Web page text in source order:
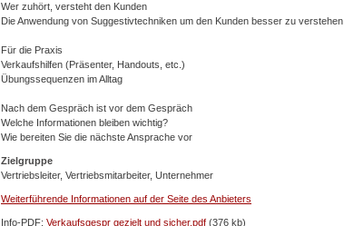
Wer zuhört, versteht den Kunden
Die Anwendung von Suggestivtechniken um den Kunden besser zu verstehen
Für die Praxis
Verkaufshilfen (Präsenter, Handouts, etc.)
Übungssequenzen im Alltag
Nach dem Gespräch ist vor dem Gespräch
Welche Informationen bleiben wichtig?
Wie bereiten Sie die nächste Ansprache vor
Zielgruppe
Vertriebsleiter, Vertriebsmitarbeiter, Unternehmer
Weiterführende Informationen auf der Seite des Anbieters
Info-PDF: Verkaufsgespr gezielt und sicher.pdf (376 kb)